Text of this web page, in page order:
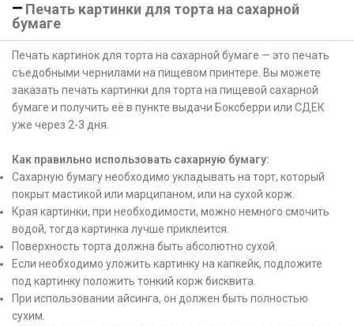
Печать картинки для торта на сахарной
бумаге
Печать картинок для торта на сахарной бумаге — это печать
съедобными чернилами на пищевом принтере. Вы можете
заказать печать картинки для торта на пищевой сахарной
бумаге и получить её в пункте выдачи Боксберри или СДЕК
уже через 2-3 дня.
Как правильно использовать сахарную бумагу:
Сахарную бумагу необходимо укладывать на торт, который
покрыт мастикой или марципаном, или на сухой корж.
Края картинки, при необходимости, можно немного смочить
водой, тогда картинка лучше приклеится.
Поверхность торта должна быть абсолютно сухой.
Если необходимо уложить картинку на капкейк, подложите
под картинку положить тонкий корж бисквита.
При использовании айсинга, он должен быть полностью
сухим.